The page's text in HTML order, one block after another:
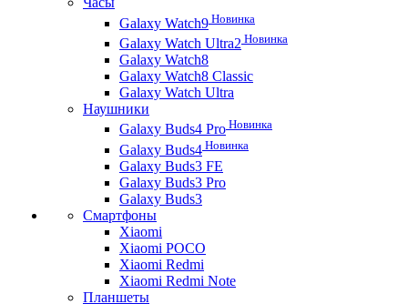
Galaxy Watch9 Новинка
Galaxy Watch Ultra2 Новинка
Galaxy Watch8
Galaxy Watch8 Classic
Galaxy Watch Ultra
Наушники
Galaxy Buds4 Pro Новинка
Galaxy Buds4 Новинка
Galaxy Buds3 FE
Galaxy Buds3 Pro
Galaxy Buds3
Смартфоны
Xiaomi
Xiaomi POCO
Xiaomi Redmi
Xiaomi Redmi Note
Планшеты